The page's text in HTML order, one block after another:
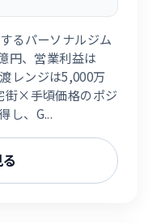
るパーソナルジム
円、営業利益は
レンジは5,000万
街×手頃価格のポジ
し、G...